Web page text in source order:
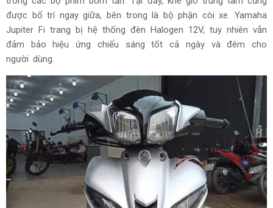
được bố trí ngay giữa, bên trong là bộ phận còi xe. Yamaha
Jupiter Fi trang bị hệ thống đèn Halogen 12V, tuy nhiên vẫn
đảm bảo hiệu ứng chiếu sáng tốt cả ngày và đêm cho
người dùng.